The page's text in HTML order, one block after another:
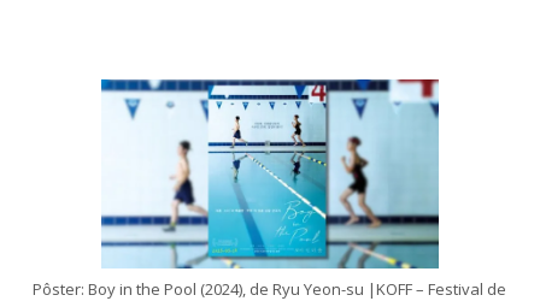
Pôster: Boy in the Pool (2024), de Ryu Yeon-su |KOFF – Festival de